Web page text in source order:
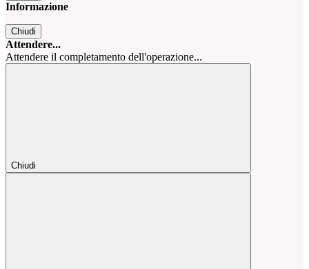
Informazione
Chiudi
Attendere...
Attendere il completamento dell'operazione...
Chiudi